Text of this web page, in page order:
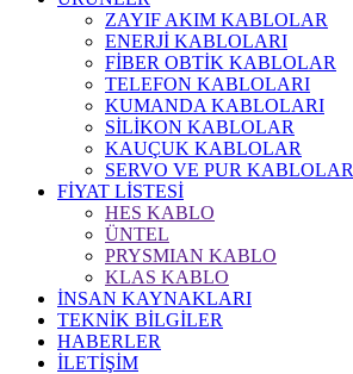
ZAYIF AKIM KABLOLAR
ENERJİ KABLOLARI
FİBER OBTİK KABLOLAR
TELEFON KABLOLARI
KUMANDA KABLOLARI
SİLİKON KABLOLAR
KAUÇUK KABLOLAR
SERVO VE PUR KABLOLAR
FİYAT LİSTESİ
HES KABLO
ÜNTEL
PRYSMIAN KABLO
KLAS KABLO
İNSAN KAYNAKLARI
TEKNİK BİLGİLER
HABERLER
İLETİŞİM